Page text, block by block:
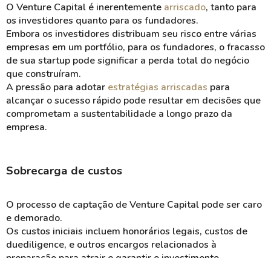
O Venture Capital é inerentemente arriscado, tanto para
os investidores quanto para os fundadores.
Embora os investidores distribuam seu risco entre várias
empresas em um portfólio, para os fundadores, o fracasso
de sua startup pode significar a perda total do negócio
que construíram.
A pressão para adotar estratégias arriscadas para
alcançar o sucesso rápido pode resultar em decisões que
comprometam a sustentabilidade a longo prazo da
empresa​.
Sobrecarga de custos
O processo de captação de Venture Capital pode ser caro
e demorado.
Os custos iniciais incluem honorários legais, custos de
duediligence, e outros encargos relacionados à